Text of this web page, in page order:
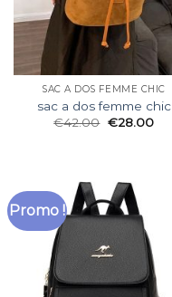
SAC A DOS FEMME CHIC
sac a dos femme chic
€42.00 €28.00
Promo !